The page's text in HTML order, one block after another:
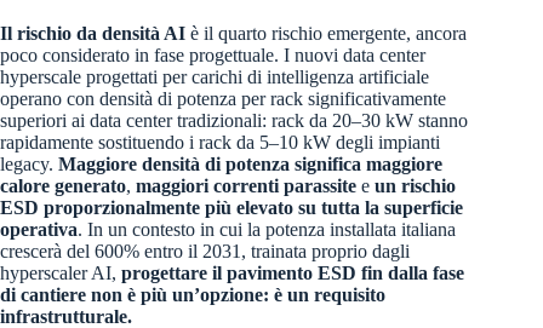
Il rischio da densità AI è il quarto rischio emergente, ancora
poco considerato in fase progettuale. I nuovi data center
hyperscale progettati per carichi di intelligenza artificiale
operano con densità di potenza per rack significativamente
superiori ai data center tradizionali: rack da 20–30 kW stanno
rapidamente sostituendo i rack da 5–10 kW degli impianti
legacy. Maggiore densità di potenza significa maggiore
calore generato, maggiori correnti parassite e un rischio
ESD proporzionalmente più elevato su tutta la superficie
operativa. In un contesto in cui la potenza installata italiana
crescerà del 600% entro il 2031, trainata proprio dagli
hyperscaler AI, progettare il pavimento ESD fin dalla fase
di cantiere non è più un’opzione: è un requisito
infrastrutturale.